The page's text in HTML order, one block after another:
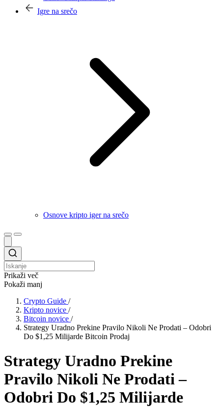
Igre na srečo
Osnove kripto iger na srečo
Prikaži več
Pokaži manj
Crypto Guide /
Kripto novice /
Bitcoin novice /
Strategy Uradno Prekine Pravilo Nikoli Ne Prodati – Odobri
Do $1,25 Milijarde Bitcoin Prodaj
Strategy Uradno Prekine
Pravilo Nikoli Ne Prodati –
Odobri Do $1,25 Milijarde